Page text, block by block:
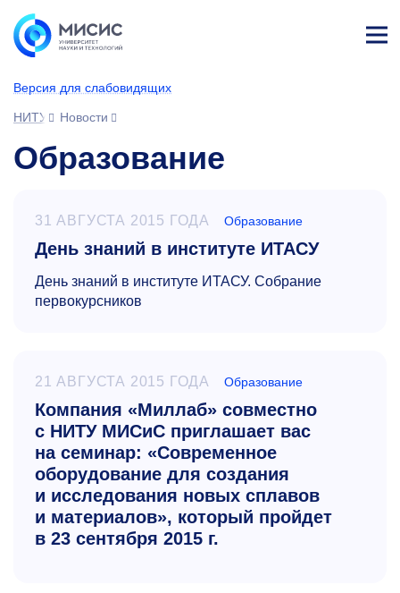
Версия для слабовидящих
НИТУ МИСИС
Новости
Образование
31 АВГУСТА 2015 ГОДА Образование
День знаний в институте ИТАСУ
День знаний в институте ИТАСУ. Собрание
первокурсников
21 АВГУСТА 2015 ГОДА Образование
Компания «Миллаб» совместно
с НИТУ МИСиС приглашает вас
на семинар: «Современное
оборудование для создания
и исследования новых сплавов
и материалов», который пройдет
в 23 сентября 2015 г.